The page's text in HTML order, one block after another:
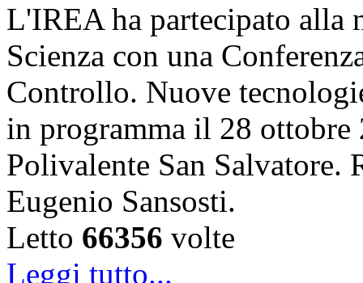
L'IREA ha partecipato alla
Scienza con una
Controllo. Nuove
in programma il 28
Polivalente San Salvatore.
Eugenio Sansosti.
Letto 66356 volte
Leggi tutto...